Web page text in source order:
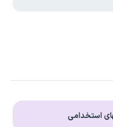
استخدامی